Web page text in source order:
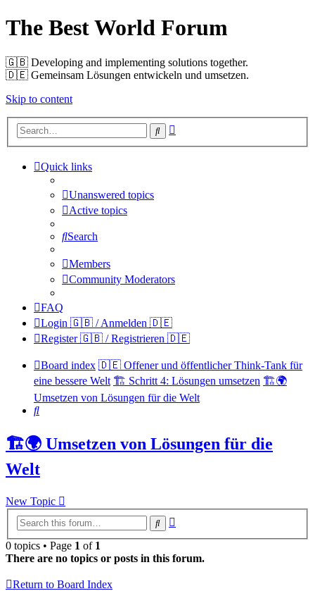
The Best World Forum
🇬🇧️ Developing and implementing solutions together.
🇩🇪️ Gemeinsam Lösungen entwickeln und umsetzen.
Skip to content
Search
Quick links
Unanswered topics
Active topics
Search
Members
Community Moderators
FAQ
Login 🇬🇧 / Anmelden 🇩🇪
Register 🇬🇧 / Registrieren 🇩🇪
Board index 🇩🇪 Offener und öffentlicher Think-Tank für
eine bessere Welt 🏗️ Schritt 4: Lösungen umsetzen 🏗️🌍
Umsetzen von Lösungen für die Welt
Search
🏗️🌍 Umsetzen von Lösungen für die
Welt
New Topic
Search
0 topics • Page 1 of 1
There are no topics or posts in this forum.
Return to Board Index